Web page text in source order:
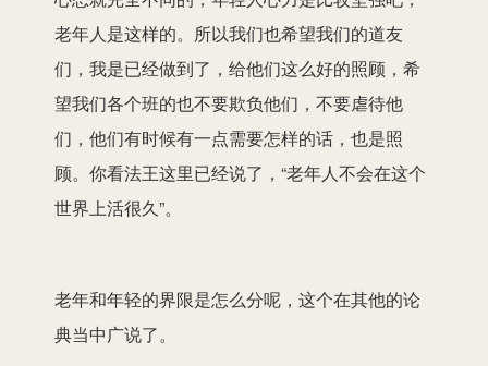
老年人是这样的。所以我们也希望我们的道友
们，我是已经做到了，给他们这么好的照顾，希
望我们各个班的也不要欺负他们，不要虐待他
们，他们有时候有一点需要怎样的话，也是照
顾。你看法王这里已经说了，“老年人不会在这个
世界上活很久”。
老年和年轻的界限是怎么分呢，这个在其他的论
典当中广说了。